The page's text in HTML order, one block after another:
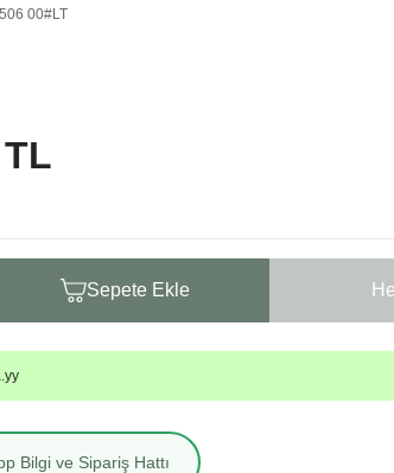
00#LT
Sepete Ekle
Bilgi ve Sipariş Hattı